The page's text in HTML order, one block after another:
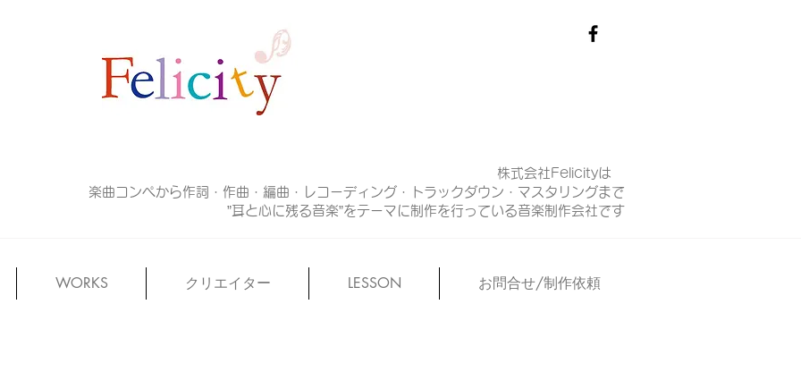
株式会社Felicityは
楽曲コンペから作詞・作曲・編曲・レコーディング・トラックダウン・マスタリングまで
”耳と心に残る音楽”をテーマに制作を行っている音楽制作会社です
WORKS クリエイター LESSON お問合せ/制作依頼